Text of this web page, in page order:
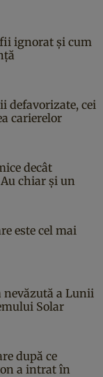
fii ignorat și cum
defavorizate, cei
carierelor
decât
chiar și un
este cel mai
nevăzută a Lunii
Solar
după ce
a intrat în